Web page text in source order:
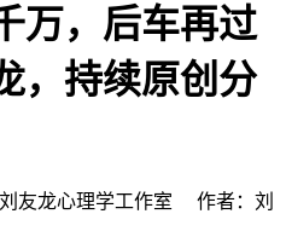
万，后车再过
，持续原创分
友龙心理学工作室 作者：刘